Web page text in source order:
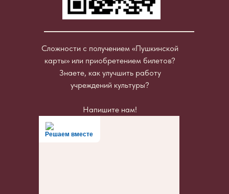
Сложности с получением «Пушкинской
карты» или приобретением билетов?
Знаете, как улучшить работу
учреждений культуры?
Напишите нам!
Решаем вместе